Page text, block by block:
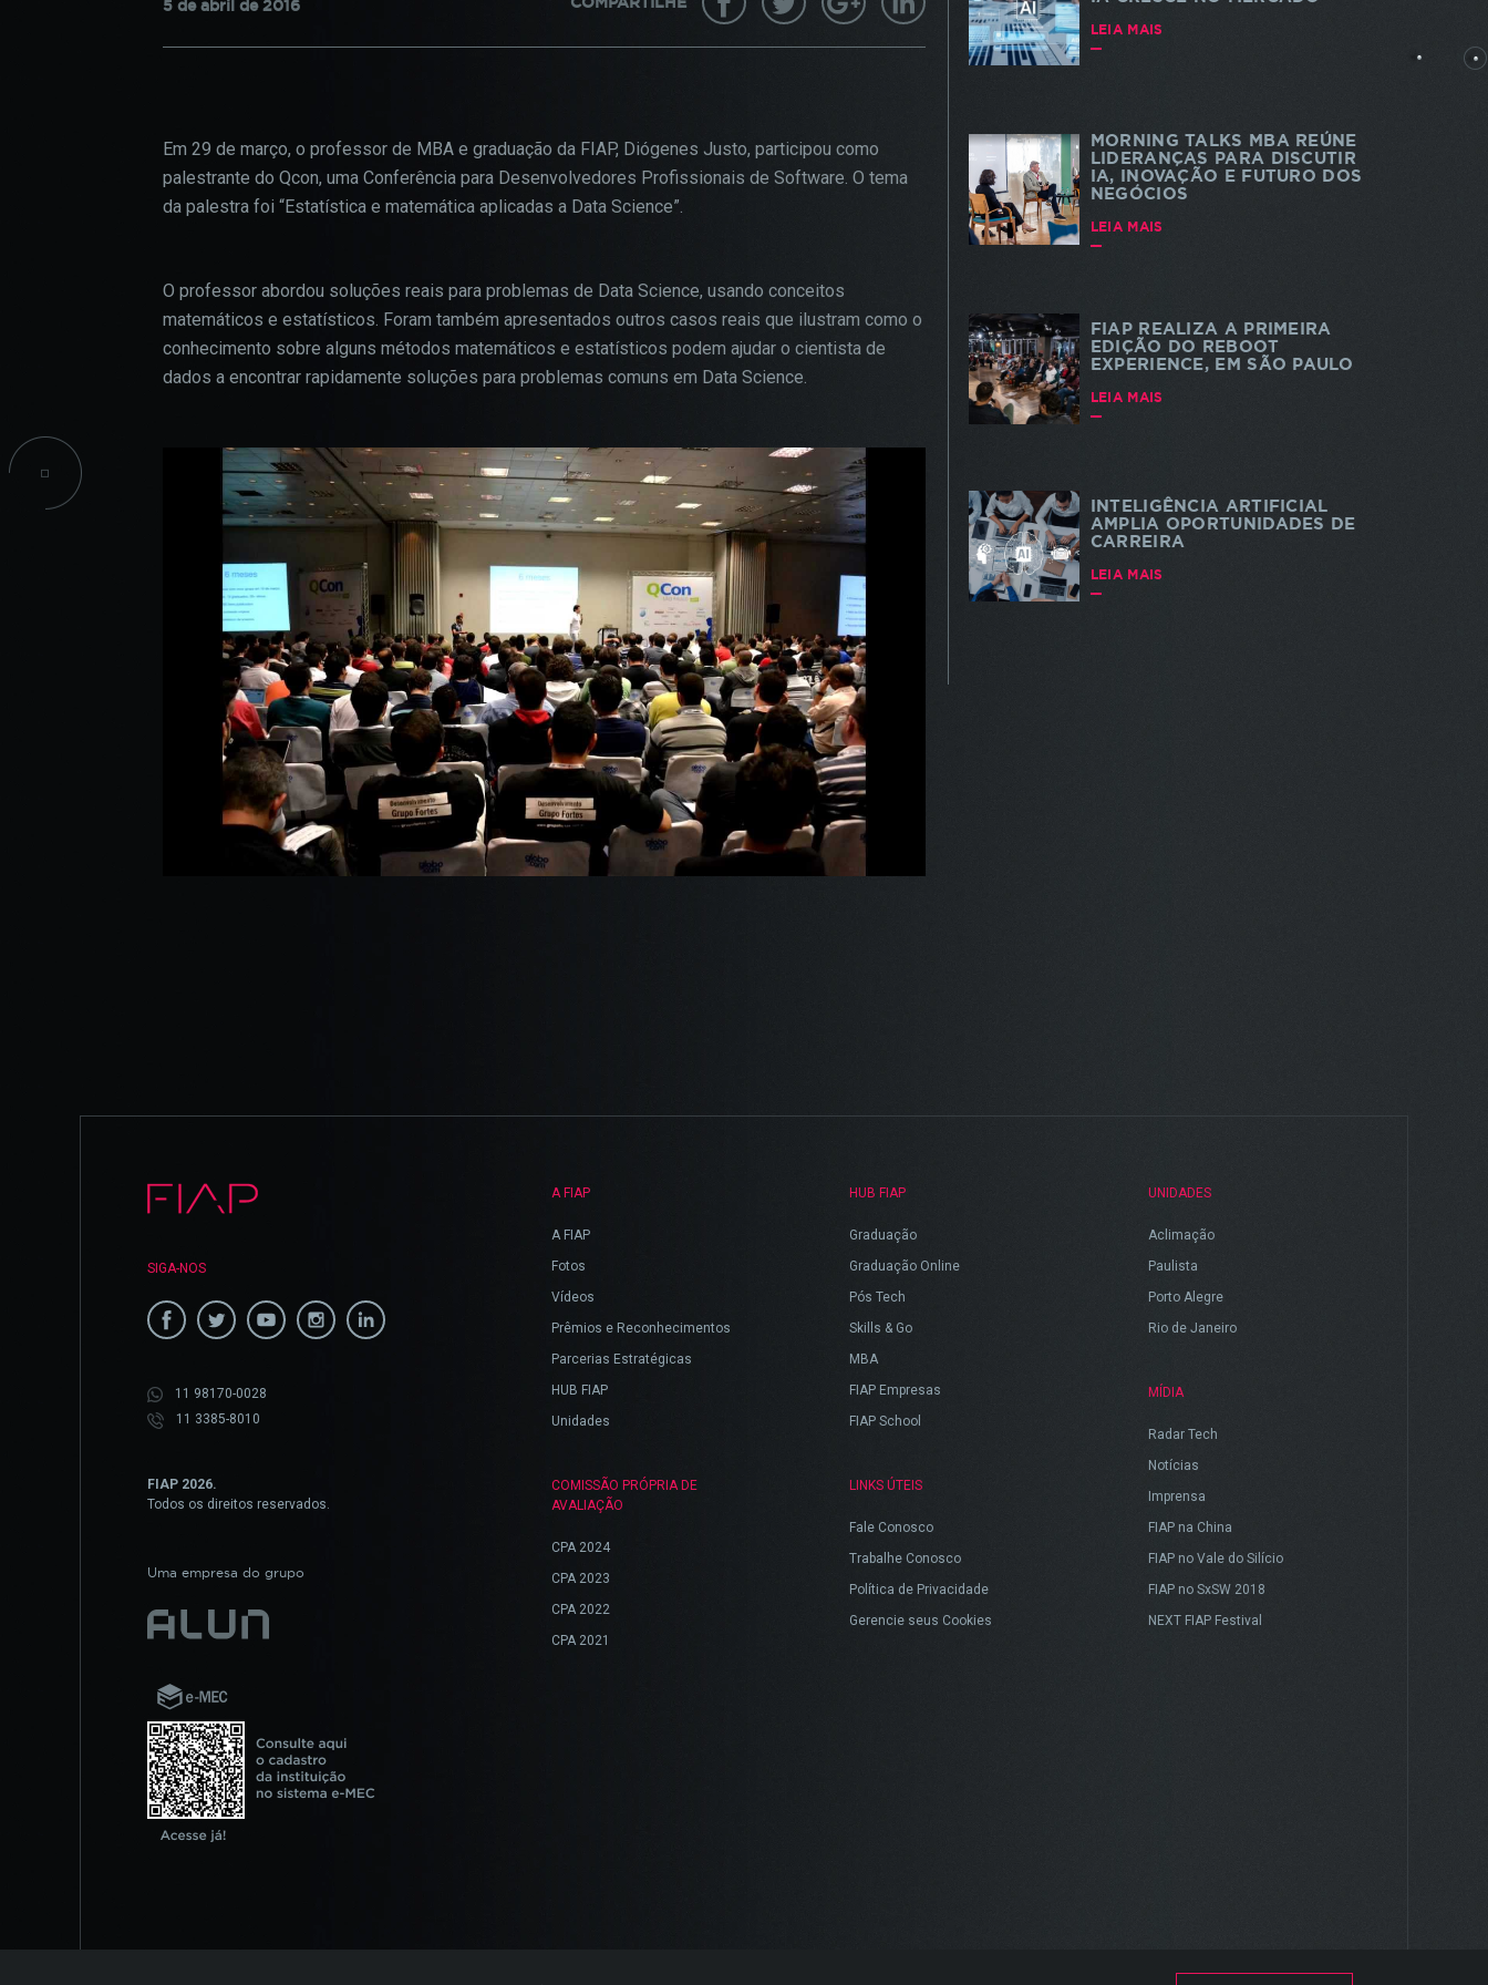
5 de abril de 2016
Em 29 de março, o professor de MBA e graduação da FIAP, Diógenes Justo, participou como
palestrante do Qcon, uma Conferência para Desenvolvedores Profissionais de Software. O tema
da palestra foi “Estatística e matemática aplicadas a Data Science”.
O professor abordou soluções reais para problemas de Data Science, usando conceitos
matemáticos e estatísticos. Foram também apresentados outros casos reais que ilustram como o
conhecimento sobre alguns métodos matemáticos e estatísticos podem ajudar o cientista de
dados a encontrar rapidamente soluções para problemas comuns em Data Science.
LEIA MAIS
MORNING TALKS MBA REÚNE
LIDERANÇAS PARA DISCUTIR
IA, INOVAÇÃO E FUTURO DOS
NEGÓCIOS
LEIA MAIS
FIAP REALIZA A PRIMEIRA
EDIÇÃO DO REBOOT
EXPERIENCE, EM SÃO PAULO
LEIA MAIS
INTELIGÊNCIA ARTIFICIAL
AMPLIA OPORTUNIDADES DE
CARREIRA
LEIA MAIS
SIGA-NOS
11 98170-0028
11 3385-8010
FIAP 2026.
Todos os direitos reservados.
Uma empresa do grupo
A FIAP
A FIAP
Fotos
Vídeos
Prêmios e Reconhecimentos
Parcerias Estratégicas
HUB FIAP
Unidades
COMISSÃO PRÓPRIA DE
AVALIAÇÃO
CPA 2024
CPA 2023
CPA 2022
CPA 2021
HUB FIAP
Graduação
Graduação Online
Pós Tech
Skills & Go
MBA
FIAP Empresas
FIAP School
LINKS ÚTEIS
Fale Conosco
Trabalhe Conosco
Política de Privacidade
Gerencie seus Cookies
UNIDADES
Aclimação
Paulista
Porto Alegre
Rio de Janeiro
MÍDIA
Radar Tech
Notícias
Imprensa
FIAP na China
FIAP no Vale do Silício
FIAP no SxSW 2018
NEXT FIAP Festival
configurar seu navegador para bloquear esses cookies, algumas partes
do site podem não funcionar.
Habilitado
Estes cookies são estabelecidos por nossos parceiros de publicidade e
podem ser usados para compor um perfil sobre seus interesses e, a
partir disso, mostrar anúncios relevantes para você em outros sites. As
seu navegador e dispositivo de internet, sem armazenar diretamente
informações pessoais. Ao configurar seu navegador para bloquear
esses cookies, você terá menos publicidade direcionada.